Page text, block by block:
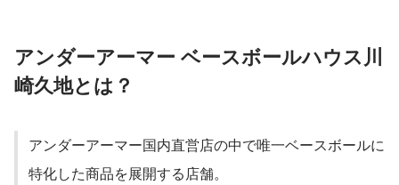
アンダーアーマー ベースボールハウス川
崎久地とは？
アンダーアーマー国内直営店の中で唯一ベースボールに
特化した商品を展開する店舗。